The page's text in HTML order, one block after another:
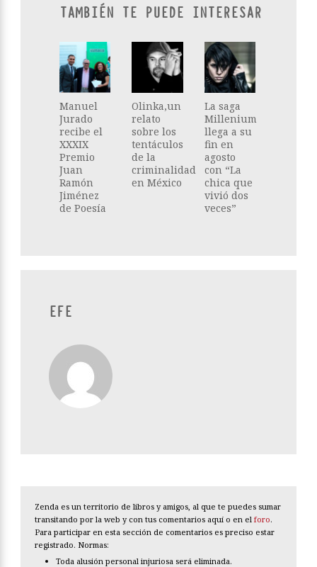
TAMBIÉN TE PUEDE INTERESAR
Manuel
Jurado
recibe el
XXXIX
Premio
Juan
Ramón
Jiménez
de Poesía
Olinka,un
relato
sobre los
tentáculos
de la
criminalidad
en México
La saga
Millenium
llega a su
fin en
agosto
con “La
chica que
vivió dos
veces”
EFE
Zenda es un territorio de libros y amigos, al que te puedes sumar
transitando por la web y con tus comentarios aquí o en el foro.
Para participar en esta sección de comentarios es preciso estar
registrado. Normas:
Toda alusión personal injuriosa será eliminada.